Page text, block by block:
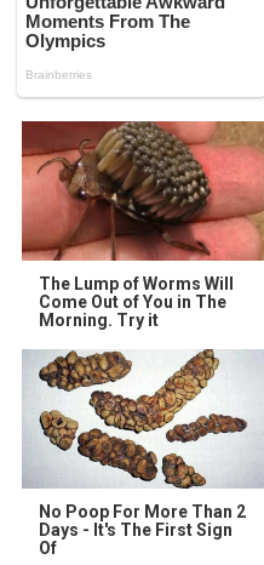
The Lump of Worms Will
Come Out of You in The
Morning. Try it
No Poop For More Than 2
Days - It's The First Sign
Of